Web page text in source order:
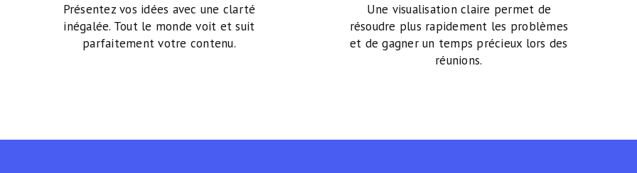
Présentez vos idées avec une clarté
inégalée. Tout le monde voit et suit
parfaitement votre contenu.
Une visualisation claire permet de
résoudre plus rapidement les problèmes
et de gagner un temps précieux lors des
réunions.